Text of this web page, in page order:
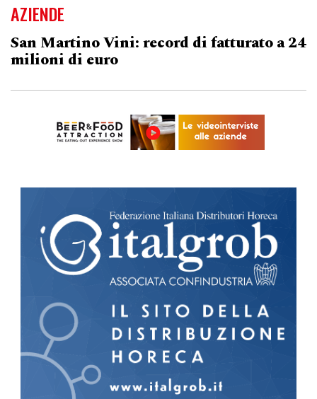
AZIENDE
San Martino Vini: record di fatturato a 24
milioni di euro